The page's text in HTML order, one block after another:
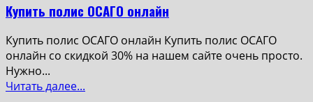
Купить полис ОСАГО онлайн
Купить полис ОСАГО онлайн Купить полис ОСАГО
онлайн со скидкой 30% на нашем сайте очень просто.
Нужно...
Читать далее...